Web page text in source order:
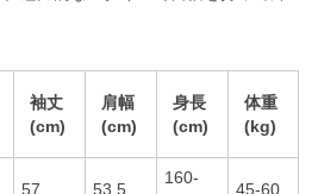
袖丈
(cm)
肩幅
(cm)
身長
(cm)
体重
(kg)
57 53.5
160-
45-60